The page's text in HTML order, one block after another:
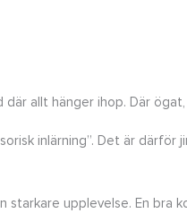
allt hänger ihop. Där
inlärning”. Det är därför
starkare upplevelse. En bra